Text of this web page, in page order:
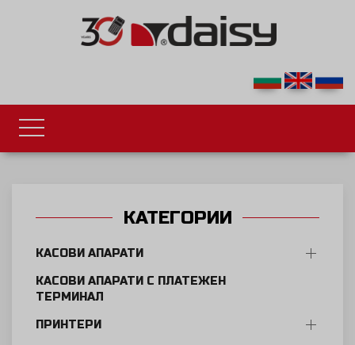
КАТЕГОРИИ
КАСОВИ АПАРАТИ
КАСОВИ АПАРАТИ С ПЛАТЕЖЕН
ТЕРМИНАЛ
ПРИНТЕРИ